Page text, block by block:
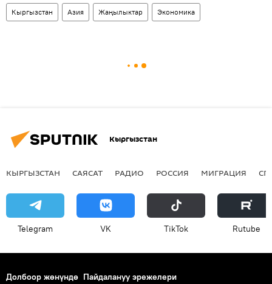
Кыргызстан Азия Жаңылыктар Экономика
Кыргызстан
КЫРГЫЗСТАН САЯСАТ РАДИО РОССИЯ МИГРАЦИЯ
Telegram VK ТikТоk Rutube
Долбоор жөнүндө Пайдалануу эрежелери